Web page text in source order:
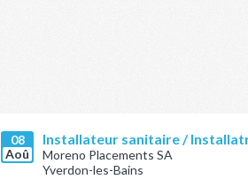
08
Aoû
Installateur sanitaire /
Moreno Placements SA
Yverdon-les-Bains